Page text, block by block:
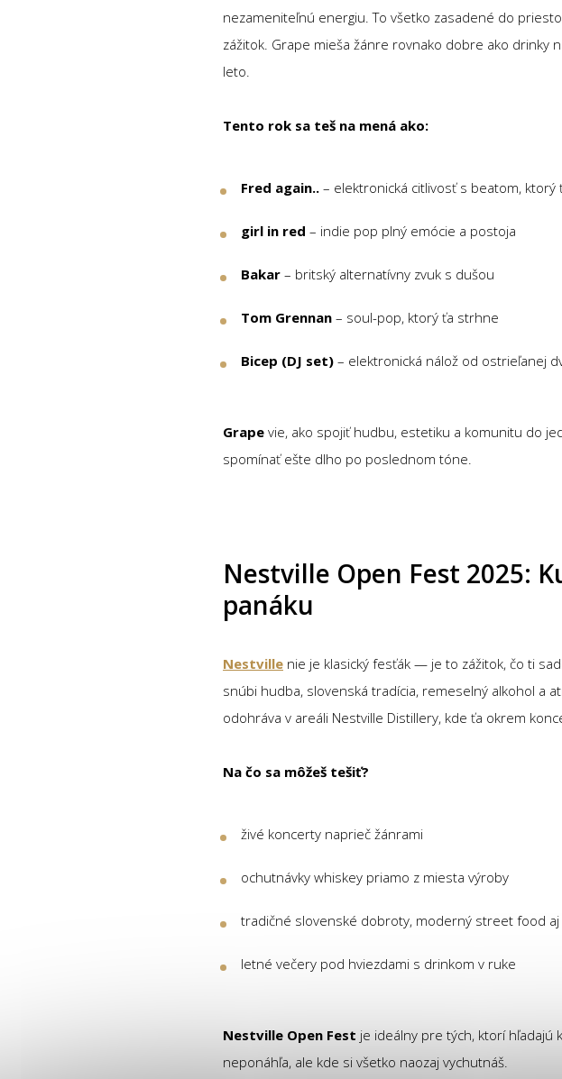
nezameniteľnú energiu. To všetko zasadené do
zážitok. Grape mieša žánre rovnako dobre ako drinky
leto.
Tento rok sa teš na mená ako:
Fred again.. – elektronická citlivosť s beatom, ktorý
girl in red – indie pop plný emócie a postoja
Bakar – britský alternatívny zvuk s dušou
Tom Grennan – soul-pop, ktorý ťa strhne
Bicep (DJ set) – elektronická nálož od ostrieľanej
Grape vie, ako spojiť hudbu, estetiku a komunitu do
spomínať ešte dlho po poslednom tóne.
Nestville Open Fest 2025:
panáku
Nestville nie je klasický fesťák — je to zážitok, čo ti
snúbi hudba, slovenská tradícia, remeselný alkohol a
odohráva v areáli Nestville Distillery, kde ťa okrem
Na čo sa môžeš tešiť?
živé koncerty naprieč žánrami
ochutnávky whiskey priamo z miesta výroby
tradičné slovenské dobroty, moderný street food aj
letné večery pod hviezdami s drinkom v ruke
Nestville Open Fest je ideálny pre tých, ktorí
neponáhľa, ale kde si všetko naozaj vychutnáš.